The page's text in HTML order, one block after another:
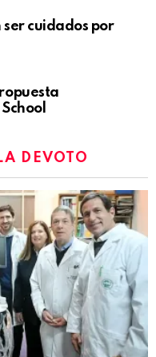
ser cuidados por
DEVOTO